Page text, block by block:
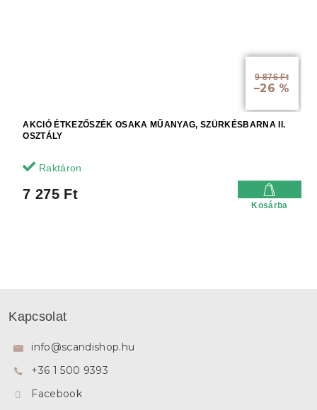
9 876 Ft
–26 %
AKCIÓ ÉTKEZŐSZÉK OSAKA MŰANYAG, SZÜRKÉSBARNA II.
OSZTÁLY
Raktáron
7 275 Ft
Kosárba
Kapcsolat
info@scandishop.hu
+36 1 500 9393
Facebook